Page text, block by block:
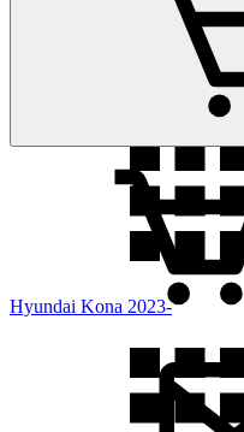
Hyundai Kona 2023-